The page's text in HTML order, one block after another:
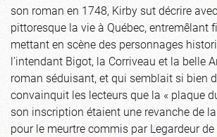
son roman en 1748, Kirby sut décrire
pittoresque la vie à Québec, entremêlant
mettant en scène des personnages
l’intendant Bigot, la Corriveau et la belle
roman séduisant, et qui semblait si bien
convainquit les lecteurs que la « plaque
son inscription étaient une revanche de
pour le meurtre commis par Legardeur